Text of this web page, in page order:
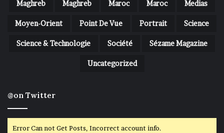
Maghreb Maghreb Maroc Maroc Medias
Moyen-Orient Point De Vue Portrait Science
Science & Technologie Société Sézame Magazine
Uncategorized
@on Twitter
Error Can not Get Posts, Incorrect account info.